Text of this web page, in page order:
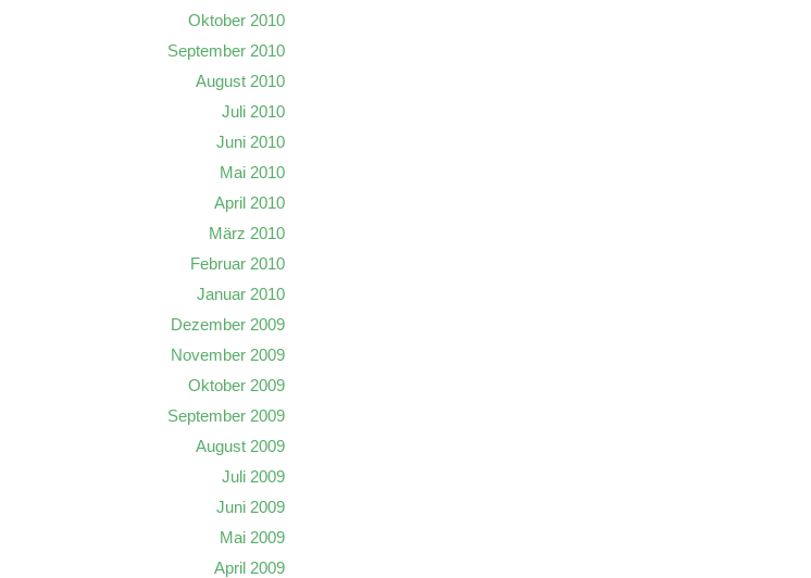
Oktober 2010
September 2010
August 2010
Juli 2010
Juni 2010
Mai 2010
April 2010
März 2010
Februar 2010
Januar 2010
Dezember 2009
November 2009
Oktober 2009
September 2009
August 2009
Juli 2009
Juni 2009
Mai 2009
April 2009